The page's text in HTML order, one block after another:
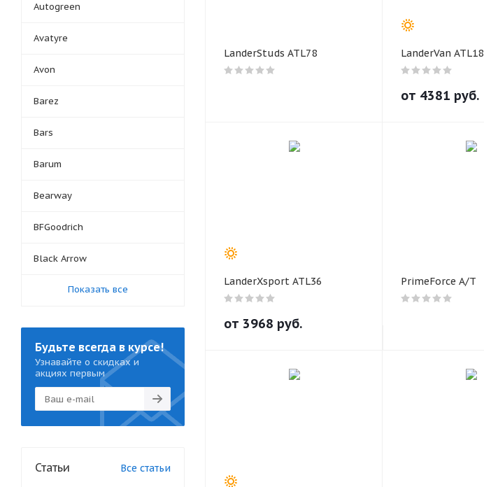
LanderStuds ATL78 LanderVan ATL18
от 4381 руб.
LanderXsport ATL36
от 3968 руб.
PrimeForce A/T
Autogreen
Avatyre
Avon
Barez
Bars
Barum
Bearway
BFGoodrich
Black Arrow
Показать все
Будьте всегда в курсе!
Узнавайте о скидках и
акциях первым
Статьи Все статьи